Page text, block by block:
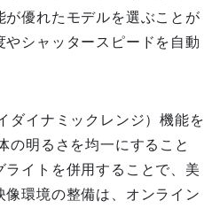
優れたモデルを選ぶことが
シャッタースピードを自動
ダイナミックレンジ）機能を
の明るさを均一にすること
イトを併用することで、美
環境の整備は、オンライン